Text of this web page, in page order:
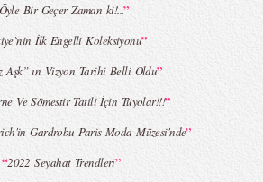
Koleksiyonu MBFWI - Burçe Bekrek 2015 Yaz Koleksiyonu
Bir Geçer Zaman ki!...”
İlk Engelli Koleksiyonu”
Aşk” ın Vizyon Tarihi Belli Oldu”
Ve Sömestir Tatili İçin Tüyolar!!!”
Gardrobu Paris Moda Müzesi'nde”
“2022 Seyahat Trendleri”